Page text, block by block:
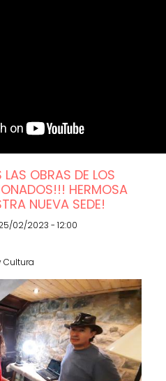
OBRAS DE LOS
HERMOSA
NUEVA SEDE!
02/2023 - 12:00
Cultura